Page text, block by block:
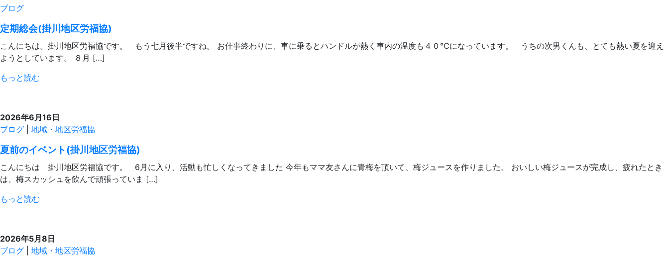
ブログ
定期総会(掛川地区労福協)
こんにちは。掛川地区労福協です。 もう七月後半ですね。 お仕事終わりに、車に乗るとハンドルが熱く車内の温度も４０℃になっています。 うちの次男くんも、とても熱い夏を迎え
ようとしています。 ８月 […]
もっと読む
2026年6月16日
ブログ
地域・地区労福協
夏前のイベント(掛川地区労福協)
こんにちは 掛川地区労福協です。 6月に入り、活動も忙しくなってきました 今年もママ友さんに青梅を頂いて、梅ジュースを作りました。 おいしい梅ジュースが完成し、疲れたとき
は、梅スカッシュを飲んで頑張っていま […]
もっと読む
2026年5月8日
ブログ
地域・地区労福協